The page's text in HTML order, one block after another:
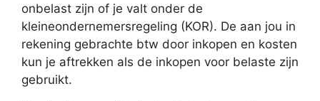
onbelast zijn of je valt onder de
kleineondernemersregeling (KOR). De aan jou in
rekening gebrachte btw door inkopen en kosten
kun je aftrekken als de inkopen voor belaste zijn
gebruikt.